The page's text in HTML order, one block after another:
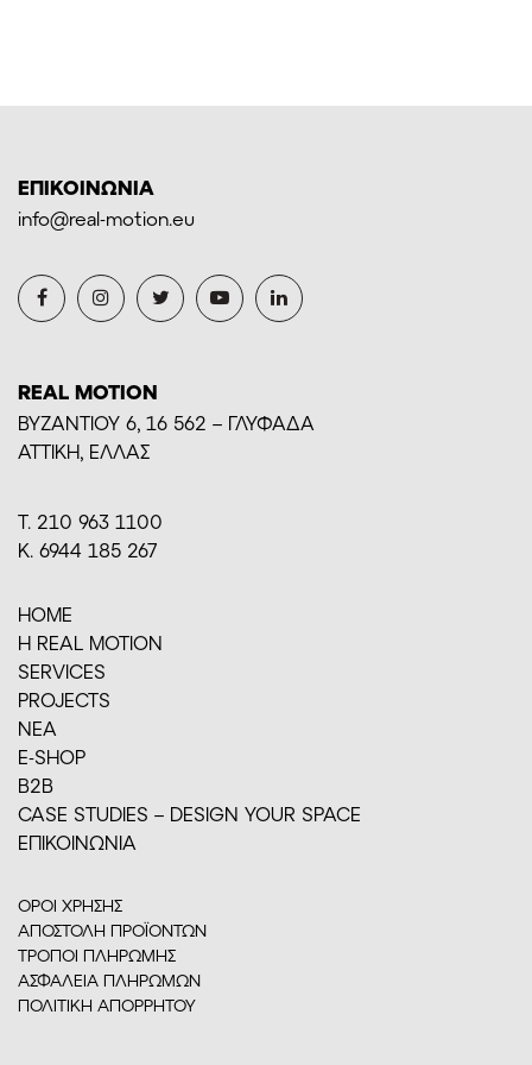
ΕΠΙΚΟΙΝΩΝΙΑ
info@real-motion.eu
REAL MOTION
BYZANTIOY 6, 16 562 – ΓΛΥΦΑΔΑ
ΑΤΤΙΚΗ, ΕΛΛΑΣ
Τ. 210 963 1100
Κ. 6944 185 267
HOME
H REAL MOTION
SERVICES
PROJECTS
ΝΕΑ
E-SHOP
Β2Β
CASE STUDIES – DESIGN YOUR SPACE
ΕΠΙΚΟΙΝΩΝΙΑ
ΟΡΟΙ ΧΡΗΣΗΣ
ΑΠΟΣΤΟΛΗ ΠΡΟΪΟΝΤΩΝ
ΤΡΟΠΟΙ ΠΛΗΡΩΜΗΣ
ΑΣΦΑΛΕΙΑ ΠΛΗΡΩΜΩΝ
ΠΟΛΙΤΙΚΗ ΑΠΟΡΡΗΤΟΥ